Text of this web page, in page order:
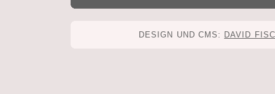
DESIGN UND CMS: DAVID